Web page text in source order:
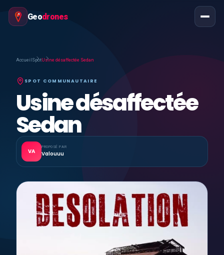
Geodrones
Accueil SpotUsine désaffectée Sedan
SPOT COMMUNAUTAIRE
Usine désaffectée
Sedan
VA
PROPOSÉ PAR
Valouuu